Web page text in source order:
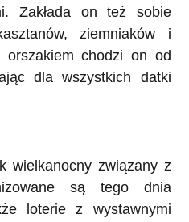
Zakłada on też sobie
ziemniaków i
orszakiem chodzi on od
dla wszystkich datki
wielkanocny związany z
są tego dnia
loterie z wystawnymi